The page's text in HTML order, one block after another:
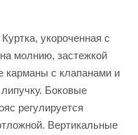
укороченная с
молнию, застежкой
карманы с клапанами и
Боковые
регулируется
Вертикальные